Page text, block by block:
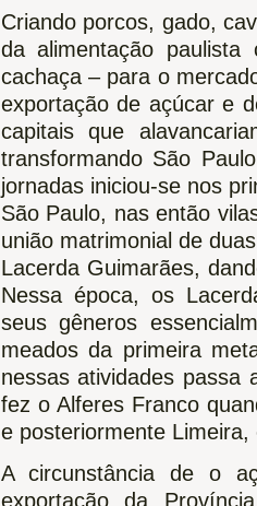
Criando porcos, gado,
da alimentação
cachaça – para o
exportação de açúcar e
capitais que
transformando São
jornadas iniciou-se nos
São Paulo, nas então
união matrimonial de
Lacerda Guimarães,
Nessa época, os
seus gêneros
meados da primeira
nessas atividades passa
fez o Alferes Franco
e posteriormente Limeira,
A circunstância de o
exportação da